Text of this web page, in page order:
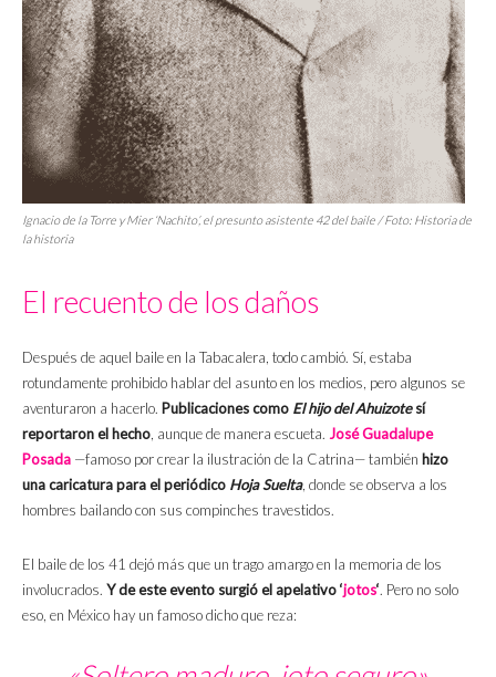
Ignacio de la Torre y Mier ‘Nachito’, el presunto asistente 42 del baile / Foto: Historia de
la historia
El recuento de los daños
Después de aquel baile en la Tabacalera, todo cambió. Sí, estaba
rotundamente prohibido hablar del asunto en los medios, pero algunos se
aventuraron a hacerlo. Publicaciones como El hijo del Ahuizotesí
reportaron el hecho , aunque de manera escueta. José Guadalupe
Posada —famoso por crear la ilustración de la Catrina— también hizo
una caricatura para el periódico Hoja Suelta, donde se observa a los
hombres bailando con sus compinches travestidos.
El baile de los 41 dejó más que un trago amargo en la memoria de los
involucrados. Y de este evento surgió el apelativo ‘jotos‘. Pero no solo
eso, en México hay un famoso dicho que reza: